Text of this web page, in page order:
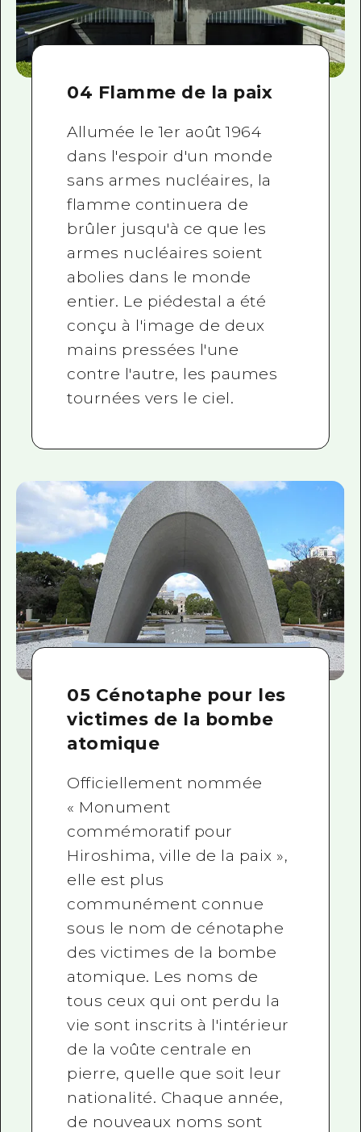
04 Flamme de la paix
Allumée le 1er août 1964
dans l'espoir d'un monde
sans armes nucléaires, la
flamme continuera de
brûler jusqu'à ce que les
armes nucléaires soient
abolies dans le monde
entier. Le piédestal a été
conçu à l'image de deux
mains pressées l'une
contre l'autre, les paumes
tournées vers le ciel.
05 Cénotaphe pour les
victimes de la bombe
atomique
Officiellement nommée
« Monument
commémoratif pour
Hiroshima, ville de la paix »,
elle est plus
communément connue
sous le nom de cénotaphe
des victimes de la bombe
atomique. Les noms de
tous ceux qui ont perdu la
vie sont inscrits à l'intérieur
de la voûte centrale en
pierre, quelle que soit leur
nationalité. Chaque année,
de nouveaux noms sont